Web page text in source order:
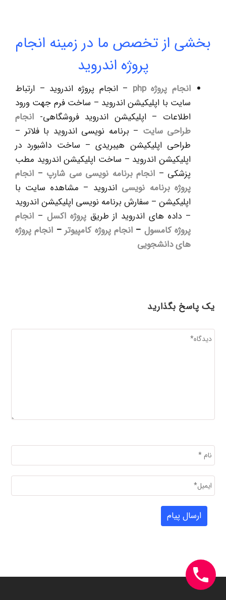
بخشی از تخصص ما در زمینه انجام
پروژه اندروید
انجام پروژهphp
– انجام پروژه اندروید – ارتباط
سایت با اپلیکیشن اندروید – ساخت فرم جهت ورود
اطلاعات – اپلیکیشن اندروید فروشگاهی- انجام
طراحی سایت – برنامه نویسی اندروید با فلاتر –
طراحی اپلیکیشن هیبریدی – ساخت داشبورد در
اپلیکیشن اندروید – ساخت اپلیکیشن اندروید مطب
پزشکی – انجام برنامه نویسی سی شارپ – انجام
پروژه برنامه نویسی اندروید – مشاهده سایت با
اپلیکیشن – سفارش برنامه نویسی اپلیکیشن اندروید
– داده های اندروید از طریقپروژه اکسل – انجام
پروژه کامسول –انجام پروژه کامپیوتر– انجام پروژه
های دانشجویی
یک پاسخ بگذارید